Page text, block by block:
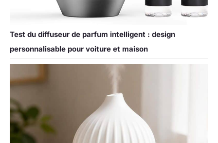
Test du diffuseur de parfum intelligent : design
personnalisable pour voiture et maison